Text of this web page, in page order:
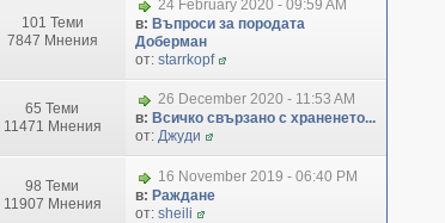
101 Теми
7847 Мнения
24 February 2020 - 09:59 AM
в: Въпроси за породата
Доберман
от: starrkopf
65 Теми
11471 Мнения
26 December 2020 - 11:53 AM
в: Всичко свързано с храненето...
от: Джуди
98 Теми
11907 Мнения
16 November 2019 - 06:40 PM
в: Раждане
от: sheili